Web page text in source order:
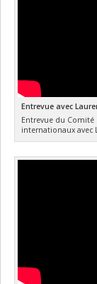
Entrevue avec
Entrevue du
internationaux avec